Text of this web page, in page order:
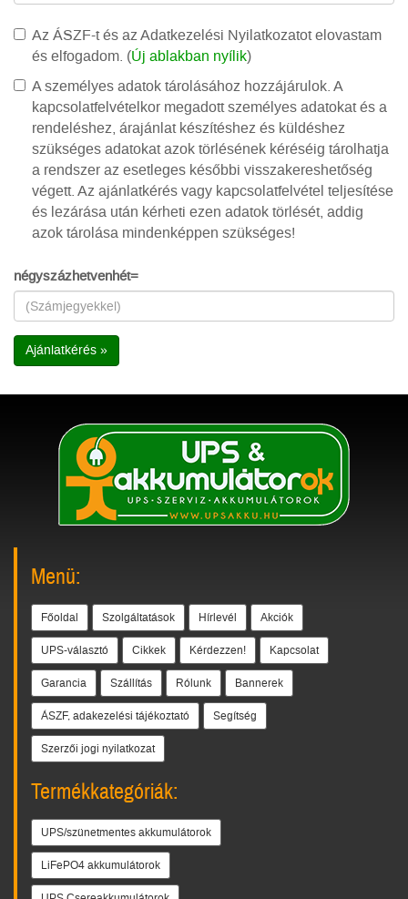
Az ÁSZF-t és az Adatkezelési Nyilatkozatot elovastam
és elfogadom. (Új ablakban nyílik)
A személyes adatok tárolásához hozzájárulok. A
kapcsolatfelvételkor megadott személyes adatokat és a
rendeléshez, árajánlat készítéshez és küldéshez
szükséges adatokat azok törlésének kéréséig tárolhatja
a rendszer az esetleges későbbi visszakereshetőség
végett. Az ajánlatkérés vagy kapcsolatfelvétel teljesítése
és lezárása után kérheti ezen adatok törlését, addig
azok tárolása mindenképpen szükséges!
négyszázhetvenhét=
Ajánlatkérés »
Menü:
Főoldal Szolgáltatások Hírlevél Akciók
UPS-választó Cikkek Kérdezzen! Kapcsolat
Garancia Szállítás Rólunk Bannerek
ÁSZF, adakezelési tájékoztató Segítség
Szerzői jogi nyilatkozat
Termékkategóriák:
UPS/szünetmentes akkumulátorok
LiFePO4 akkumulátorok